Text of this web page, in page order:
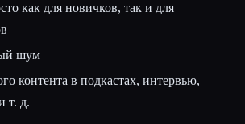
как для новичков, так и для
шум
контента в подкастах, интервью,
т. д.